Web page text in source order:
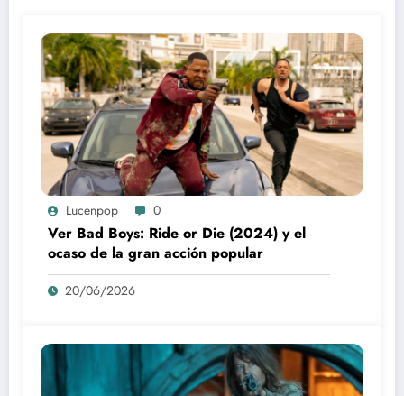
Lucenpop 0
Ver Bad Boys: Ride or Die (2024) y el
ocaso de la gran acción popular
20/06/2026